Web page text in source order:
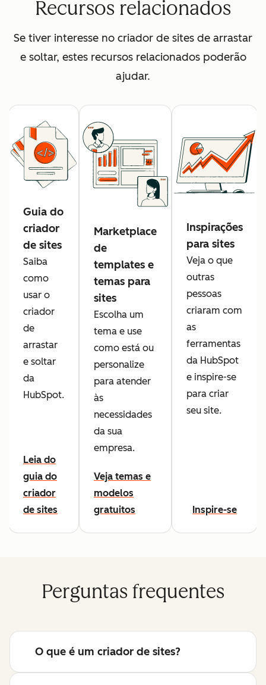
Recursos relacionados
Se tiver interesse no criador de sites de arrastar
e soltar, estes recursos relacionados poderão
ajudar.
Guia do
criador
de sites
Saiba
como
usar o
criador
de
arrastar
e soltar
da
HubSpot.
Leia do
guia do
criador
de sites
Marketplace
de
templates e
temas para
sites
Escolha um
tema e use
como está ou
personalize
para atender
às
necessidades
da sua
empresa.
Veja temas e
modelos
gratuitos
Inspirações
para sites
Veja o que
outras
pessoas
criaram com
as
ferramentas
da HubSpot
e inspire-se
para criar
seu site.
Inspire-se
Perguntas frequentes
O que é um criador de sites?